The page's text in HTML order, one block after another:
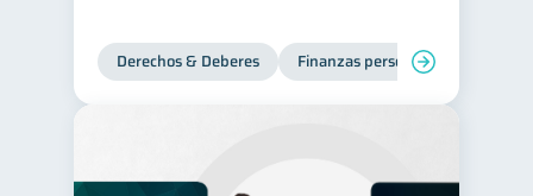
Derechos & Deberes Finanzas personales